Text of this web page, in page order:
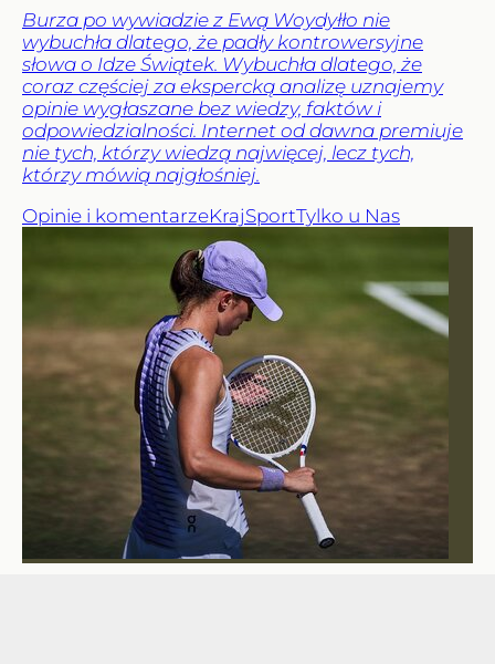
Burza po wywiadzie z Ewą Woydyłło nie
wybuchła dlatego, że padły kontrowersyjne
słowa o Idze Świątek. Wybuchła dlatego, że
coraz częściej za ekspercką analizę uznajemy
opinie wygłaszane bez wiedzy, faktów i
odpowiedzialności. Internet od dawna premiuje
nie tych, którzy wiedzą najwięcej, lecz tych,
którzy mówią najgłośniej.
Opinie i komentarzeKrajSportTylko u Nas